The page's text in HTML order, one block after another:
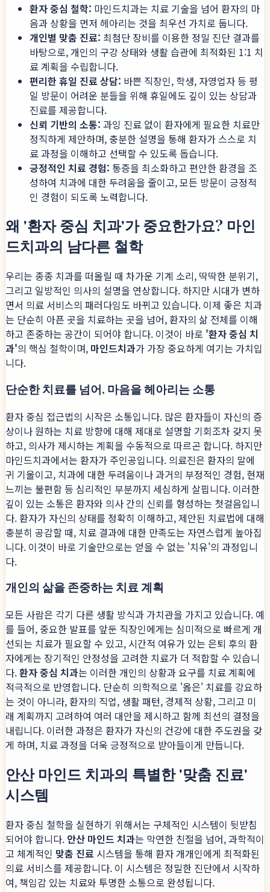
환자 중심 철학: 마인드치과는 치료 기술을 넘어 환자의 마
음과 상황을 먼저 헤아리는 것을 최우선 가치로 둡니다.
개인별 맞춤 진료: 최첨단 장비를 이용한 정밀 진단 결과를
바탕으로, 개인의 구강 상태와 생활 습관에 최적화된 1:1 치
료 계획을 수립합니다.
편리한 휴일 진료 상담: 바쁜 직장인, 학생, 자영업자 등 평
일 방문이 어려운 분들을 위해 휴일에도 깊이 있는 상담과
진료를 제공합니다.
신뢰 기반의 소통: 과잉 진료 없이 환자에게 필요한 치료만
정직하게 제안하며, 충분한 설명을 통해 환자가 스스로 치
료 과정을 이해하고 선택할 수 있도록 돕습니다.
긍정적인 치료 경험: 통증을 최소화하고 편안한 환경을 조
성하여 치과에 대한 두려움을 줄이고, 모든 방문이 긍정적
인 경험이 되도록 노력합니다.
왜 '환자 중심 치과'가 중요한가요? 마인
드치과의 남다른 철학
우리는 종종 치과를 떠올릴 때 차가운 기계 소리, 딱딱한 분위기,
그리고 일방적인 의사의 설명을 연상합니다. 하지만 시대가 변하
면서 의료 서비스의 패러다임도 바뀌고 있습니다. 이제 좋은 치과
는 단순히 아픈 곳을 치료하는 곳을 넘어, 환자의 삶 전체를 이해
하고 존중하는 공간이 되어야 합니다. 이것이 바로 '환자 중심 치
과'의 핵심 철학이며, 마인드치과가 가장 중요하게 여기는 가치입
니다.
단순한 치료를 넘어, 마음을 헤아리는 소통
환자 중심 접근법의 시작은 소통입니다. 많은 환자들이 자신의 증
상이나 원하는 치료 방향에 대해 제대로 설명할 기회조차 갖지 못
하고, 의사가 제시하는 계획을 수동적으로 따르곤 합니다. 하지만
마인드치과에서는 환자가 주인공입니다. 의료진은 환자의 말에
귀 기울이고, 치과에 대한 두려움이나 과거의 부정적인 경험, 현재
느끼는 불편함 등 심리적인 부분까지 세심하게 살핍니다. 이러한
깊이 있는 소통은 환자와 의사 간의 신뢰를 형성하는 첫걸음입니
다. 환자가 자신의 상태를 정확히 이해하고, 제안된 치료법에 대해
충분히 공감할 때, 치료 결과에 대한 만족도는 자연스럽게 높아집
니다. 이것이 바로 기술만으로는 얻을 수 없는 '치유'의 과정입니
다.
개인의 삶을 존중하는 치료 계획
모든 사람은 각기 다른 생활 방식과 가치관을 가지고 있습니다. 예
를 들어, 중요한 발표를 앞둔 직장인에게는 심미적으로 빠르게 개
선되는 치료가 필요할 수 있고, 시간적 여유가 있는 은퇴 후의 환
자에게는 장기적인 안정성을 고려한 치료가 더 적합할 수 있습니
다.환자 중심 치과는 이러한 개인의 상황과 요구를 치료 계획에
적극적으로 반영합니다. 단순히 의학적으로 '옳은' 치료를 강요하
는 것이 아니라, 환자의 직업, 생활 패턴, 경제적 상황, 그리고 미
래 계획까지 고려하여 여러 대안을 제시하고 함께 최선의 결정을
내립니다. 이러한 과정은 환자가 자신의 건강에 대한 주도권을 갖
게 하며, 치료 과정을 더욱 긍정적으로 받아들이게 만듭니다.
안산 마인드 치과의 특별한 '맞춤 진료'
시스템
환자 중심 철학을 실현하기 위해서는 구체적인 시스템이 뒷받침
되어야 합니다. 안산 마인드 치과는 막연한 친절을 넘어, 과학적이
고 체계적인 맞춤 진료 시스템을 통해 환자 개개인에게 최적화된
의료 서비스를 제공합니다. 이 시스템은 정밀한 진단에서 시작하
여, 책임감 있는 치료와 투명한 소통으로 완성됩니다.